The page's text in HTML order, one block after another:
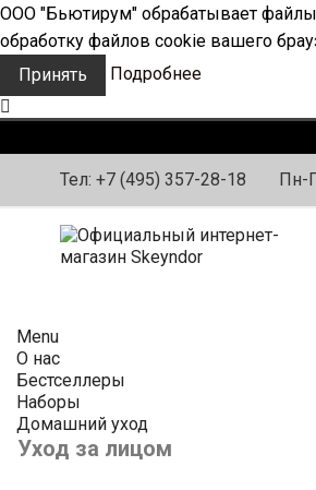
ООО "Бьютирум" обрабатывает файлы
обработку файлов cookie вашего
Принять
Подробнее
Тел: +7 (495) 357-28-18 Пн-
Menu
О нас
Бестселлеры
Наборы
Домашний уход
Уход за лицом